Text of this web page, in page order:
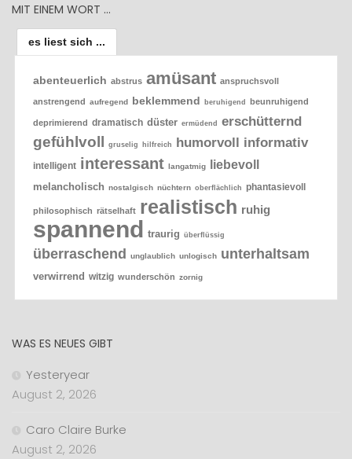
MIT EINEM WORT …
es liest sich ...
abenteuerlich abstrus amüsant anspruchsvoll
anstrengend aufregend beklemmend beruhigend beunruhigend
deprimierend dramatisch düster ermüdend erschütternd
gefühlvoll gruselig hilfreich humorvoll informativ
intelligent interessant langatmig liebevoll
melancholisch nostalgisch nüchtern oberflächlich phantasievoll
philosophisch rätselhaft realistisch ruhig
spannend traurig überflüssig
überraschend unglaublich unlogisch unterhaltsam
verwirrend witzig wunderschön zornig
WAS ES NEUES GIBT
Yesteryear
August 2, 2026
Caro Claire Burke
August 2, 2026